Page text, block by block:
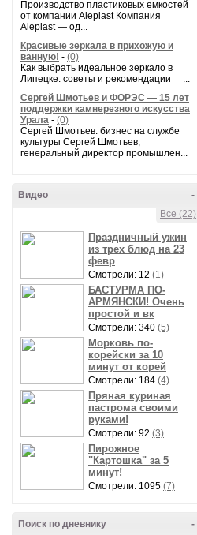
Производство пластиковых емкостей
от компании Aleplast Компания
Aleplast — од...
Красивые зеркала в прихожую и
ванную! - (0)
Как выбрать идеальное зеркало в
Липецке: советы и рекомендации ...
Сергей Шмотьев и ФОРЭС — 15 лет
поддержки камнерезного искусства
Урала - (0)
Сергей Шмотьев: бизнес на службе
культуры Сергей Шмотьев,
генеральный директор промышлен...
-
Видео
Все (22)
Праздничный ужин
из трех блюд на 23
февр
Смотрели: 12 (1)
БАСТУРМА ПО-
АРМЯНСКИ! Очень
простой и вк
Смотрели: 340 (5)
Морковь по-
корейски за 10
минут от корей
Смотрели: 184 (4)
Пряная куриная
пастрома своими
руками!
Смотрели: 92 (3)
Пирожное
"Картошка" за 5
минут!
Смотрели: 1095 (7)
-
Поиск по дневнику